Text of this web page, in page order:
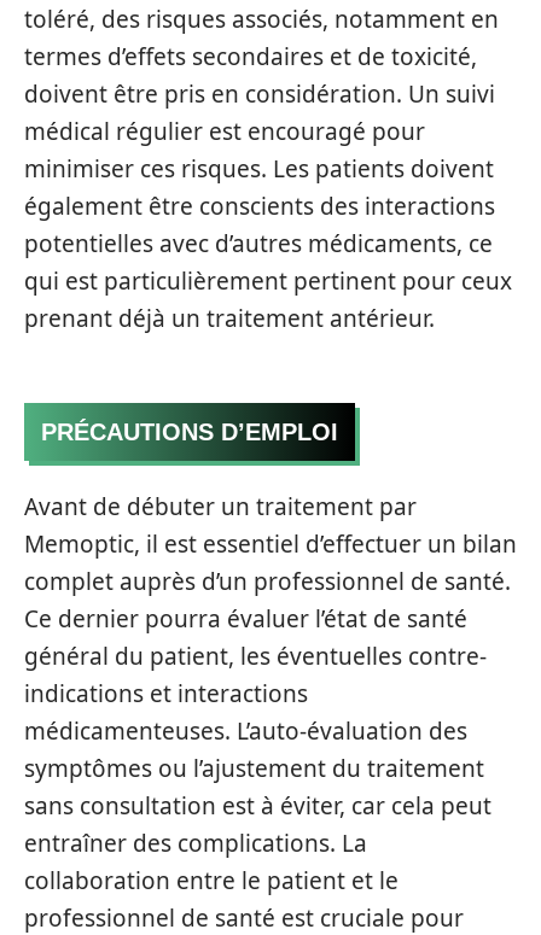
toléré, des risques associés, notamment en
termes d’effets secondaires et de toxicité,
doivent être pris en considération. Un suivi
médical régulier est encouragé pour
minimiser ces risques. Les patients doivent
également être conscients des interactions
potentielles avec d’autres médicaments, ce
qui est particulièrement pertinent pour ceux
prenant déjà un traitement antérieur.
PRÉCAUTIONS D’EMPLOI
Avant de débuter un traitement par
Memoptic, il est essentiel d’effectuer un bilan
complet auprès d’un professionnel de santé.
Ce dernier pourra évaluer l’état de santé
général du patient, les éventuelles contre-
indications et interactions
médicamenteuses. L’auto-évaluation des
symptômes ou l’ajustement du traitement
sans consultation est à éviter, car cela peut
entraîner des complications. La
collaboration entre le patient et le
professionnel de santé est cruciale pour